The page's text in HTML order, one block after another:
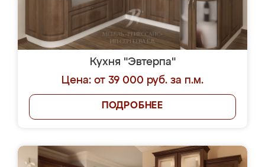
Кухня "Эвтерпа"
Цена: от 39 000 руб. за п.м.
ПОДРОБНЕЕ